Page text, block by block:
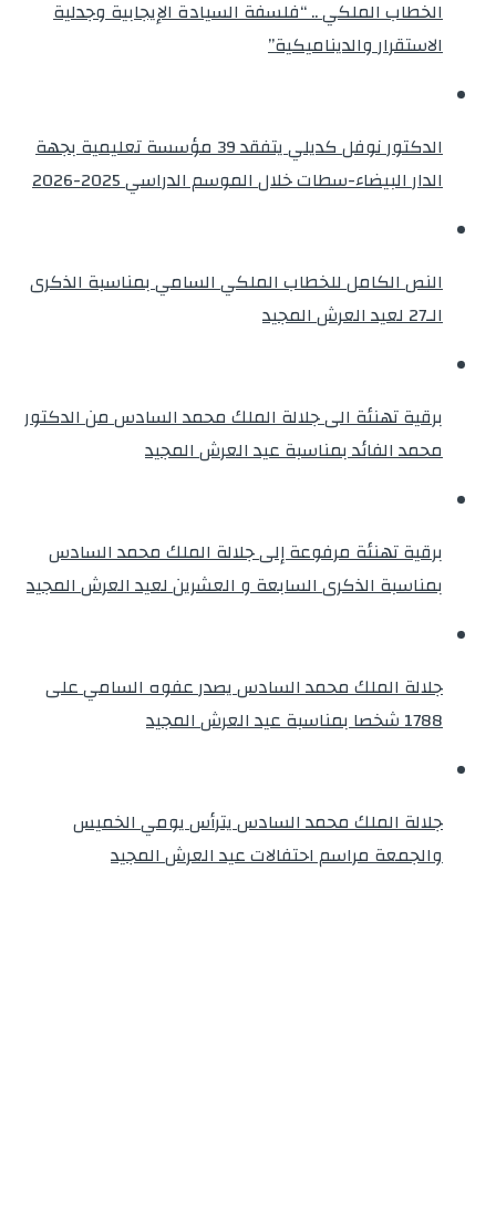
الخطاب الملكي .. “فلسفة السيادة الإيجابية وجدلية
الاستقرار والديناميكية”
الدكتور نوفل كديلي يتفقد 39 مؤسسة تعليمية بجهة
الدار البيضاء-سطات خلال الموسم الدراسي 2025-2026
النص الكامل للخطاب الملكي السامي بمناسبة الذكرى
الـ27 لعيد العرش المجيد
برقية تهنئة الى جلالة الملك محمد السادس من الدكتور
محمد الفائد بمناسبة عيد العرش المجيد
برقية تهنئة مرفوعة إلى جلالة الملك محمد السادس
بمناسبة الذكرى السابعة و العشرين لعيد العرش المجيد
جلالة الملك محمد السادس يصدر عفوه السامي على
1788 شخصا بمناسبة عيد العرش المجيد
جلالة الملك محمد السادس يترأس يومي الخميس
والجمعة مراسم احتفالات عيد العرش المجيد